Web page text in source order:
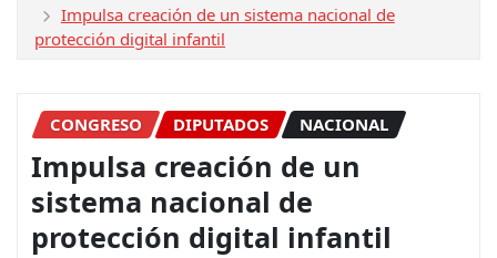
Impulsa creación de un sistema nacional de
protección digital infantil
CONGRESO DIPUTADOS NACIONAL
Impulsa creación de un
sistema nacional de
protección digital infantil